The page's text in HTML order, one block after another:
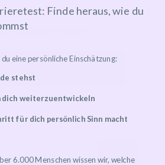
Online-Events
Finde heraus, wie du
eine persönliche Einschätzung:
stehst
dich weiterzuentwickeln
für dich persönlich Sinn macht
6.000 Menschen wissen wir, welche